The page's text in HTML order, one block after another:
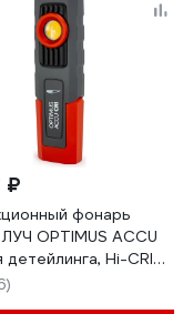
₽
фонарь
OPTIMUS ACCU
детейлинга, Hi-CRI
с